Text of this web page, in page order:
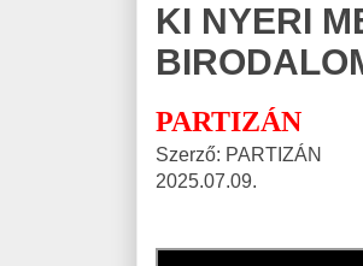
KI NYERI
PARTIZÁN
Szerző: PARTIZÁN
2025.07.09.